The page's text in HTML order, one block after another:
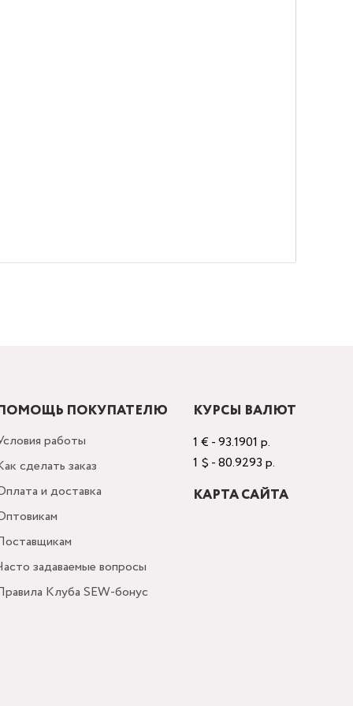
ПОКУПАТЕЛЮ
работы
сделать заказ
и доставка
задаваемые вопросы
Клуба SEW-бонус
КУРСЫ ВАЛЮТ
1 € - 93.1901 р.
1 $ - 80.9293 р.
КАРТА САЙТА